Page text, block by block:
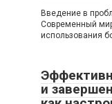
Введение в
Современный мир
использования
и